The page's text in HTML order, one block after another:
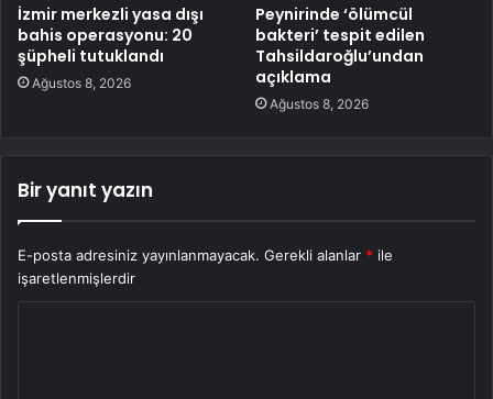
İzmir merkezli yasa dışı
bahis operasyonu: 20
şüpheli tutuklandı
Ağustos 8, 2026
Peynirinde ‘ölümcül
bakteri’ tespit edilen
Tahsildaroğlu’undan
açıklama
Ağustos 8, 2026
Bir yanıt yazın
E-posta adresiniz yayınlanmayacak. Gerekli alanlar * ile
işaretlenmişlerdir